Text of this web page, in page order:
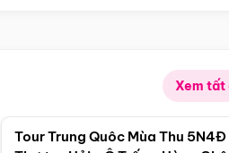
Xem tất
Điểm nổi
Tour Trung Quôc Mùa Thu 5N4Đ |